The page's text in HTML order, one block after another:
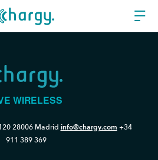
WIRELESS
28006 Madrid info@chargy.com +34
911 389 369